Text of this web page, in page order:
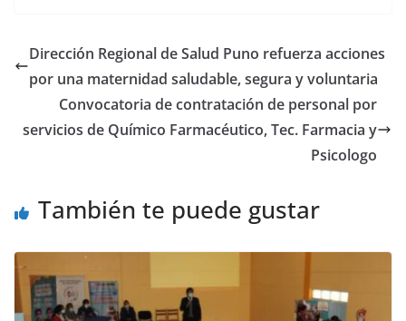
Dirección Regional de Salud Puno refuerza acciones
por una maternidad saludable, segura y voluntaria
Convocatoria de contratación de personal por
servicios de Químico Farmacéutico, Tec. Farmacia y
Psicologo
También te puede gustar